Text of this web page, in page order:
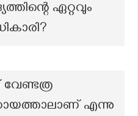
ഏറ്റവും
എന്നു